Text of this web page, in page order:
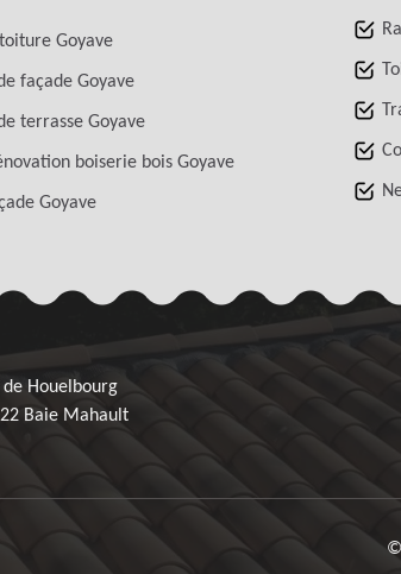
Goyave
façade Goyave
terrasse Goyave
boiserie bois Goyave
Goyave
de Houelbourg
Baie Mahault